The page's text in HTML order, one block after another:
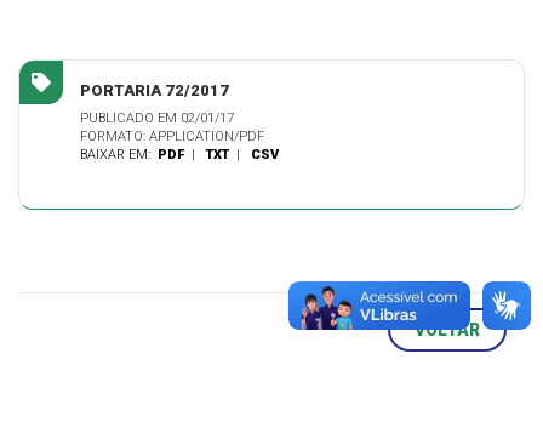
PORTARIA 72/2017
PUBLICADO EM 02/01/17
FORMATO: APPLICATION/PDF
BAIXAR EM: PDF |TXT | CSV
VOLTAR